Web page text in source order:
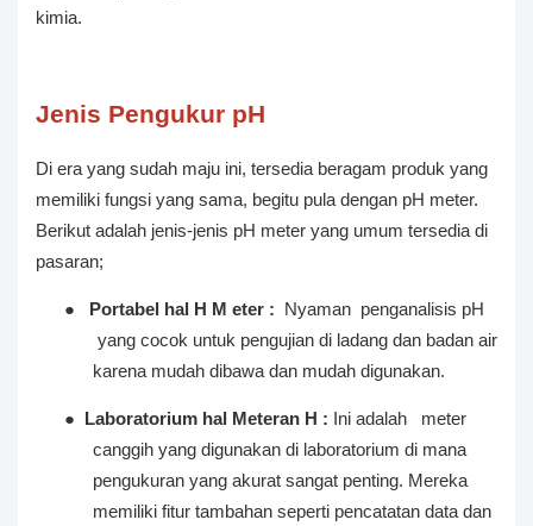
kimia.
Jenis Pengukur pH
Di era yang sudah maju ini, tersedia beragam produk yang
memiliki fungsi yang sama, begitu pula dengan pH meter.
Berikut adalah jenis-jenis pH meter yang umum tersedia di
pasaran;
● Portabel hal H M eter : Nyaman penganalisis pH
yang cocok untuk pengujian di ladang dan badan air
karena mudah dibawa dan mudah digunakan.
● Laboratorium hal Meteran H : Ini adalah
meter
canggih yang digunakan di laboratorium di mana
pengukuran yang akurat sangat penting. Mereka
memiliki fitur tambahan seperti pencatatan data dan